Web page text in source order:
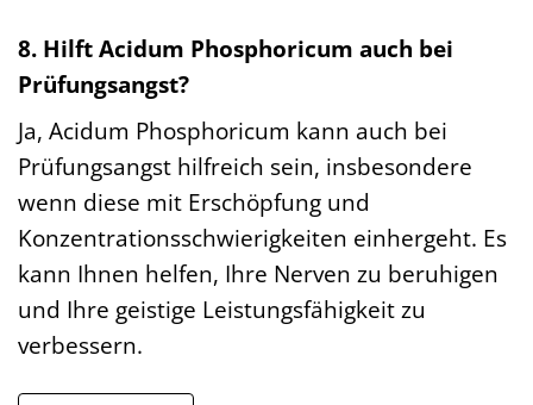
8. Hilft Acidum Phosphoricum auch bei
Prüfungsangst?
Ja, Acidum Phosphoricum kann auch bei
Prüfungsangst hilfreich sein, insbesondere
wenn diese mit Erschöpfung und
Konzentrationsschwierigkeiten einhergeht. Es
kann Ihnen helfen, Ihre Nerven zu beruhigen
und Ihre geistige Leistungsfähigkeit zu
verbessern.